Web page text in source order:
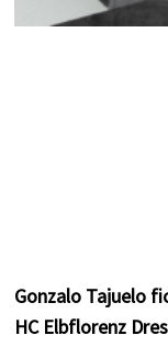
Gonzalo Tajuelo
HC Elbflorenz